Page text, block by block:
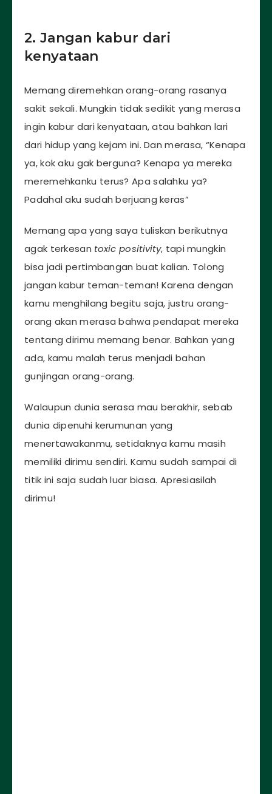
2. Jangan kabur dari
kenyataan
Memang diremehkan orang-orang rasanya
sakit sekali. Mungkin tidak sedikit yang merasa
ingin kabur dari kenyataan, atau bahkan lari
dari hidup yang kejam ini. Dan merasa, “Kenapa
ya, kok aku gak berguna? Kenapa ya mereka
meremehkanku terus? Apa salahku ya?
Padahal aku sudah berjuang keras”
Memang apa yang saya tuliskan berikutnya
agak terkesan toxic positivity, tapi mungkin
bisa jadi pertimbangan buat kalian. Tolong
jangan kabur teman-teman! Karena dengan
kamu menghilang begitu saja, justru orang-
orang akan merasa bahwa pendapat mereka
tentang dirimu memang benar. Bahkan yang
ada, kamu malah terus menjadi bahan
gunjingan orang-orang.
Walaupun dunia serasa mau berakhir, sebab
dunia dipenuhi kerumunan yang
menertawakanmu, setidaknya kamu masih
memiliki dirimu sendiri. Kamu sudah sampai di
titik ini saja sudah luar biasa. Apresiasilah
dirimu!